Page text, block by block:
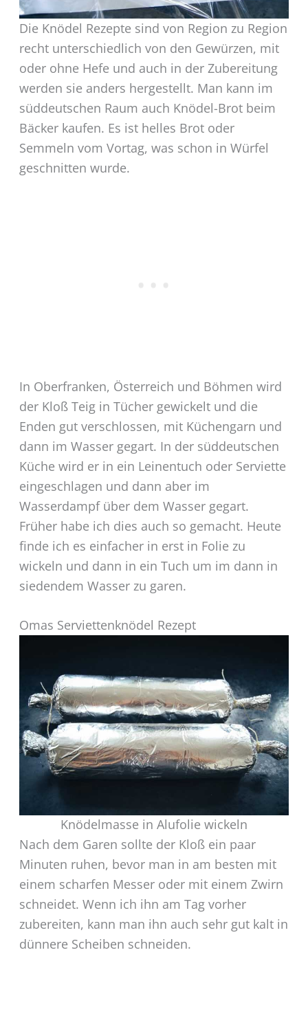
Die Knödel Rezepte sind von Region zu Region
recht unterschiedlich von den Gewürzen, mit
oder ohne Hefe und auch in der Zubereitung
werden sie anders hergestellt. Man kann im
süddeutschen Raum auch Knödel-Brot beim
Bäcker kaufen. Es ist helles Brot oder
Semmeln vom Vortag, was schon in Würfel
geschnitten wurde.
In Oberfranken, Österreich und Böhmen wird
der Kloß Teig in Tücher gewickelt und die
Enden gut verschlossen, mit Küchengarn und
dann im Wasser gegart. In der süddeutschen
Küche wird er in ein Leinentuch oder Serviette
eingeschlagen und dann aber im
Wasserdampf über dem Wasser gegart.
Früher habe ich dies auch so gemacht. Heute
finde ich es einfacher in erst in Folie zu
wickeln und dann in ein Tuch um im dann in
siedendem Wasser zu garen.
Omas Serviettenknödel Rezept
Knödelmasse in Alufolie wickeln
Nach dem Garen sollte der Kloß ein paar
Minuten ruhen, bevor man in am besten mit
einem scharfen Messer oder mit einem Zwirn
schneidet. Wenn ich ihn am Tag vorher
zubereiten, kann man ihn auch sehr gut kalt in
dünnere Scheiben schneiden.